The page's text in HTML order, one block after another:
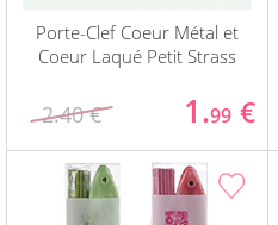
Porte-Clef Coeur Métal et
Coeur Laqué Petit Strass
2.40 € 1.99 €